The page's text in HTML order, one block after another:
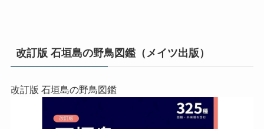
改訂版 石垣島の野鳥図鑑（メイツ出版）
改訂版 石垣島の野鳥図鑑